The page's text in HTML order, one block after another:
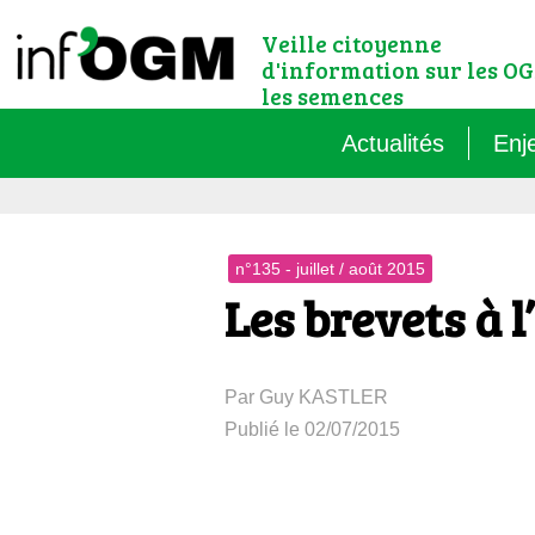
Veille citoyenne
d'information sur les
les semences
Actualités
Le
n°135 - juillet / août 2015
Les brevets à
Par Guy KASTLER
Publié le 02/07/2015